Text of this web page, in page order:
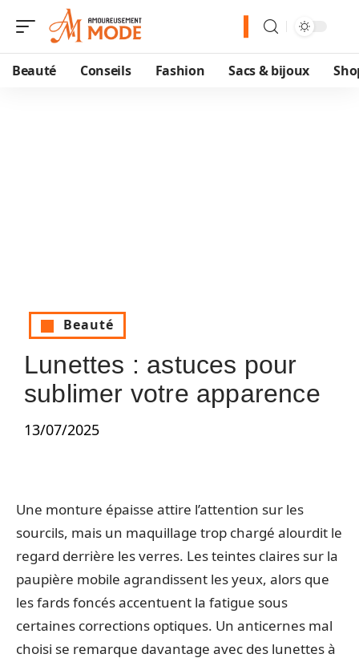
Beauté Conseils Fashion Sacs & bijoux
Beauté
Lunettes : astuces pour
sublimer votre apparence
13/07/2025
Une monture épaisse attire l’attention sur les
sourcils, mais un maquillage trop chargé alourdit le
regard derrière les verres. Les teintes claires sur la
paupière mobile agrandissent les yeux, alors que
les fards foncés accentuent la fatigue sous
certaines corrections optiques. Un anticernes mal
choisi se remarque davantage avec des lunettes à